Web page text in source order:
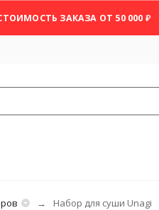
ЗАКАЗА ОТ 50 000 ₽
Набор для суши Unagi